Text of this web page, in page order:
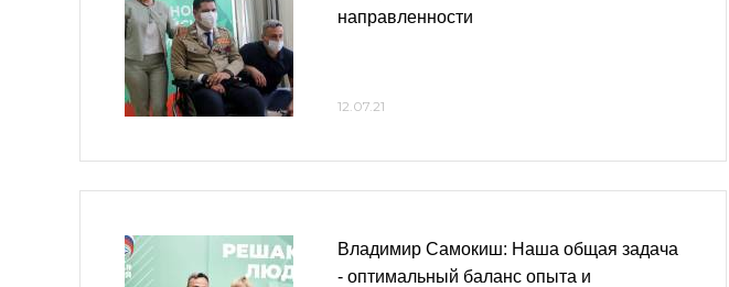
направленности
12.07.21
Владимир Самокиш: Наша общая задача
- оптимальный баланс опыта и